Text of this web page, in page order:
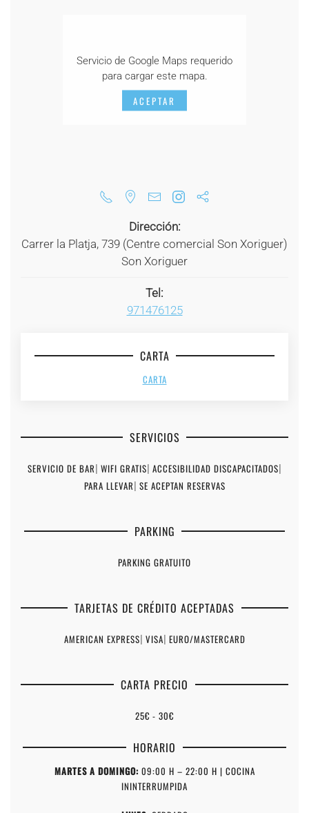
Servicio de Google Maps requerido
para cargar este mapa.
ACEPTAR
Dirección:
Carrer la Platja, 739 (Centre comercial Son Xoriguer)
Son Xoriguer
Tel:
971476125
CARTA
CARTA
SERVICIOS
SERVICIO DE BAR| WIFI GRATIS| ACCESIBILIDAD DISCAPACITADOS|
PARA LLEVAR| SE ACEPTAN RESERVAS
PARKING
PARKING GRATUITO
TARJETAS DE CRÉDITO ACEPTADAS
AMERICAN EXPRESS| VISA| EURO/MASTERCARD
CARTA PRECIO
25€ - 30€
HORARIO
MARTES A DOMINGO: 09:00 H – 22:00 H | COCINA
ININTERRUMPIDA